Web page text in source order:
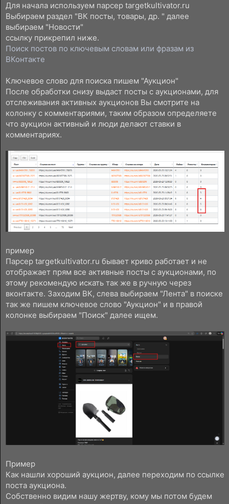
Для начала используем парсер targetkultivator.ru
Выбираем раздел "ВК посты, товары, др. " далее
выбираем "Новости"
ссылку прикрепил ниже.
Поиск постов по ключевым словам или фразам из
ВКонтакте
Ключевое слово для поиска пишем "Аукцион"
После обработки снизу выдаст посты с аукционами, для
отслеживания активных аукционов Вы смотрите на
колонку с комментариями, таким образом определяете
что аукцион активный и люди делают ставки в
комментариях.
пример
Парсер targetkultivator.ru бывает криво работает и не
отображает прям все активные посты с аукционами, по
этому рекомендую искать так же в ручную через
вконтакте. Заходим ВК, слева выбираем "Лента" в поиске
так же пишем ключевое слово "Аукцион" и в правой
колонке выбираем "Поиск" далее ищем.
Пример
Как нашли хороший аукцион, далее переходим по ссылке
поста аукциона.
Собственно видим нашу жертву, кому мы потом будем